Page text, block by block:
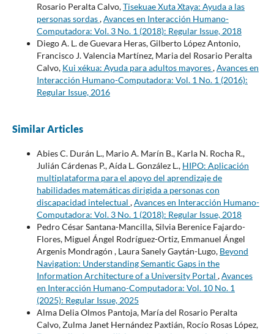
Rosario Peralta Calvo,Tisekuae Xuta Xtaya: Ayuda a las
personas sordas,Avances en Interacción Humano-
Computadora: Vol. 3 No. 1 (2018): Regular Issue, 2018
Diego A. L. de Guevara Heras, Gilberto López Antonio,
Francisco J. Valencia Martínez, Maria del Rosario Peralta
Calvo, Kui xékua: Ayuda para adultos mayores,Avances en
Interacción Humano-Computadora: Vol. 1 No. 1 (2016):
Regular Issue, 2016
Similar Articles
Abies C. Durán L., Mario A. Marín B., Karla N. Rocha R.,
Julián Cárdenas P., Aída L. González L., HIPO: Aplicación
multiplataforma para el apoyo del aprendizaje de
habilidades matemáticas dirigida a personas con
discapacidad intelectual ,Avances en Interacción Humano-
Computadora: Vol. 3 No. 1 (2018): Regular Issue, 2018
Pedro César Santana-Mancilla, Silvia Berenice Fajardo-
Flores, Miguel Ángel Rodríguez-Ortiz, Emmanuel Ángel
Argenis Mondragón , Laura Sanely Gaytán-Lugo, Beyond
Navigation: Understanding Semantic Gaps in the
Information Architecture of a University Portal ,Avances
en Interacción Humano-Computadora: Vol. 10 No. 1
(2025): Regular Issue, 2025
Alma Delia Olmos Pantoja, María del Rosario Peralta
Calvo, Zulma Janet Hernández Paxtián, Rocío Rosas López,